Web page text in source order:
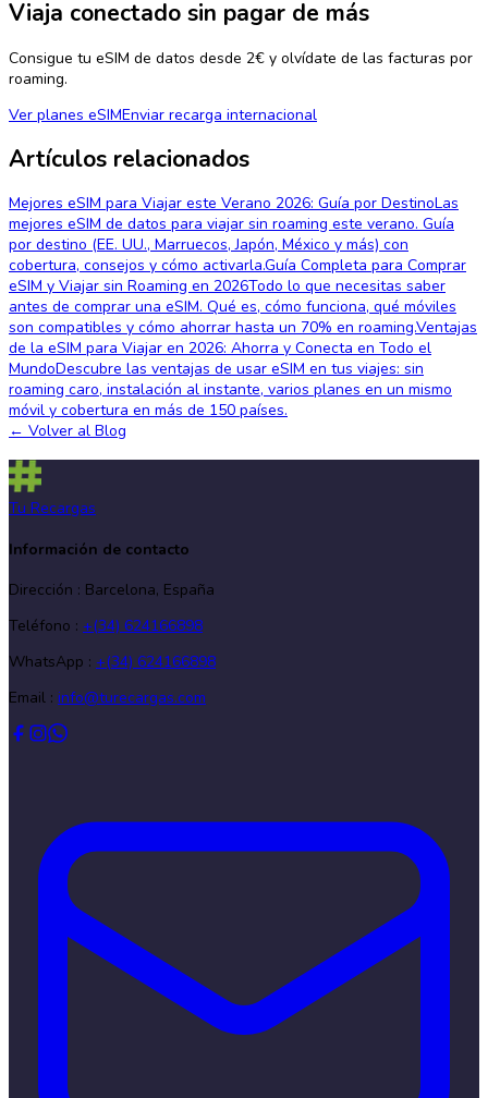
Viaja conectado sin pagar de más
Consigue tu eSIM de datos desde 2€ y olvídate de las facturas por
roaming.
Ver planes eSIMEnviar recarga internacional
Artículos relacionados
Mejores eSIM para Viajar este Verano 2026: Guía por DestinoLas
mejores eSIM de datos para viajar sin roaming este verano. Guía
por destino (EE. UU., Marruecos, Japón, México y más) con
cobertura, consejos y cómo activarla.Guía Completa para Comprar
eSIM y Viajar sin Roaming en 2026Todo lo que necesitas saber
antes de comprar una eSIM. Qué es, cómo funciona, qué móviles
son compatibles y cómo ahorrar hasta un 70% en roaming.Ventajas
de la eSIM para Viajar en 2026: Ahorra y Conecta en Todo el
MundoDescubre las ventajas de usar eSIM en tus viajes: sin
roaming caro, instalación al instante, varios planes en un mismo
móvil y cobertura en más de 150 países.
← Volver al Blog
Tu Recargas
Información de contacto
Dirección : Barcelona, España
Teléfono : +(34) 624166898
WhatsApp : +(34) 624166898
Email : info@turecargas.com